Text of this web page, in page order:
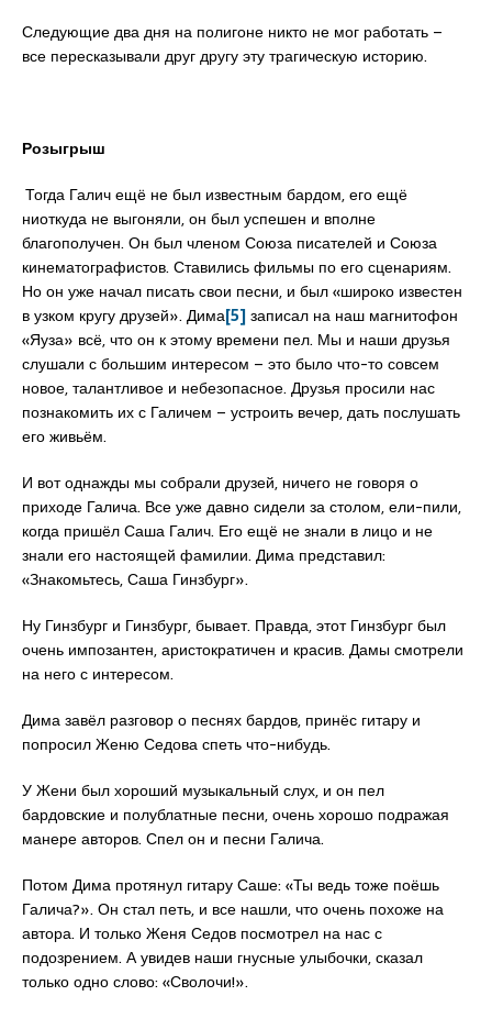
Следующие два дня на полигоне никто не мог работать –
все пересказывали друг другу эту трагическую историю.
Розыгрыш
Тогда Галич ещё не был известным бардом, его ещё
ниоткуда не выгоняли, он был успешен и вполне
благополучен. Он был членом Союза писателей и Союза
кинематографистов. Ставились фильмы по его сценариям.
Но он уже начал писать свои песни, и был «широко известен
в узком кругу друзей». Дима[5]записал на наш магнитофон
«Яуза» всё, что он к этому времени пел. Мы и наши друзья
слушали с большим интересом – это было что-то совсем
новое, талантливое и небезопасное. Друзья просили нас
познакомить их с Галичем – устроить вечер, дать послушать
его живьём.
И вот однажды мы собрали друзей, ничего не говоря о
приходе Галича. Все уже давно сидели за столом, ели-пили,
когда пришёл Саша Галич. Его ещё не знали в лицо и не
знали его настоящей фамилии. Дима представил:
«Знакомьтесь, Саша Гинзбург».
Ну Гинзбург и Гинзбург, бывает. Правда, этот Гинзбург был
очень импозантен, аристократичен и красив. Дамы смотрели
на него с интересом.
Дима завёл разговор о песнях бардов, принёс гитару и
попросил Женю Седова спеть что-нибудь.
У Жени был хороший музыкальный слух, и он пел
бардовские и полублатные песни, очень хорошо подражая
манере авторов. Спел он и песни Галича.
Потом Дима протянул гитару Саше: «Ты ведь тоже поёшь
Галича?». Он стал петь, и все нашли, что очень похоже на
автора. И только Женя Седов посмотрел на нас с
подозрением. А увидев наши гнусные улыбочки, сказал
только одно слово: «Сволочи!».